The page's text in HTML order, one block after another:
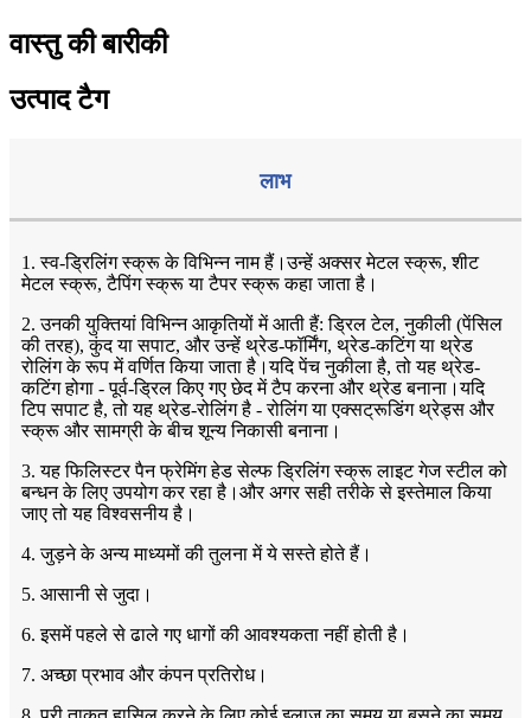
वास्तु की बारीकी
उत्पाद टैग
लाभ
1. स्व-ड्रिलिंग स्क्रू के विभिन्न नाम हैं।उन्हें अक्सर मेटल स्क्रू, शीट
मेटल स्क्रू, टैपिंग स्क्रू या टैपर स्क्रू कहा जाता है।
2. उनकी युक्तियां विभिन्न आकृतियों में आती हैं: ड्रिल टेल, नुकीली (पेंसिल
की तरह), कुंद या सपाट, और उन्हें थ्रेड-फॉर्मिंग, थ्रेड-कटिंग या थ्रेड
रोलिंग के रूप में वर्णित किया जाता है।यदि पेंच नुकीला है, तो यह थ्रेड-
कटिंग होगा - पूर्व-ड्रिल किए गए छेद में टैप करना और थ्रेड बनाना।यदि
टिप सपाट है, तो यह थ्रेड-रोलिंग है - रोलिंग या एक्सट्रूडिंग थ्रेड्स और
स्क्रू और सामग्री के बीच शून्य निकासी बनाना।
3. यह फिलिस्टर पैन फ्रेमिंग हेड सेल्फ ड्रिलिंग स्क्रू लाइट गेज स्टील को
बन्धन के लिए उपयोग कर रहा है।और अगर सही तरीके से इस्तेमाल किया
जाए तो यह विश्वसनीय है।
4. जुड़ने के अन्य माध्यमों की तुलना में ये सस्ते होते हैं।
5. आसानी से जुदा।
6. इसमें पहले से ढाले गए धागों की आवश्यकता नहीं होती है।
7. अच्छा प्रभाव और कंपन प्रतिरोध।